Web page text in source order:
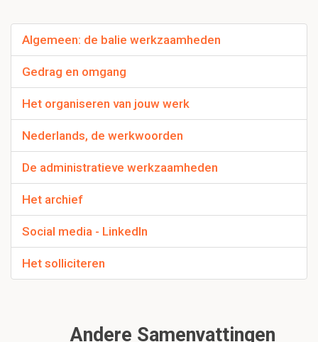
Algemeen: de balie werkzaamheden
Gedrag en omgang
Het organiseren van jouw werk
Nederlands, de werkwoorden
De administratieve werkzaamheden
Het archief
Social media - LinkedIn
Het solliciteren
Andere Samenvattingen